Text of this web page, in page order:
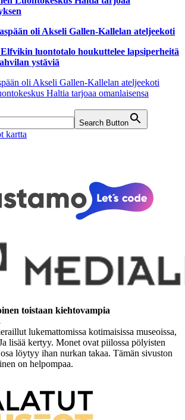
oli Akseli Gallen-Kallelan ateljeekoti
luontotalo houkuttelee lapsiperheitä
ystäviä
oli Akseli Gallen-Kallelan ateljeekoti
Haltia tarjoaa omanlaisensa
Search Button
kartta
toistaan kiehtovampia
lukemattomissa kotimaisissa museoissa,
lisää kertyy. Monet ovat piilossa pölyisten
löytyy ihan nurkan takaa. Tämän sivuston
on helpompaa.